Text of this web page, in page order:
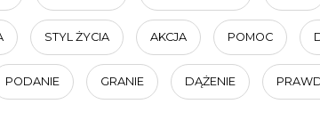
STYL ŻYCIA AKCJA POMOC
PODANIE GRANIE DĄŻENIE